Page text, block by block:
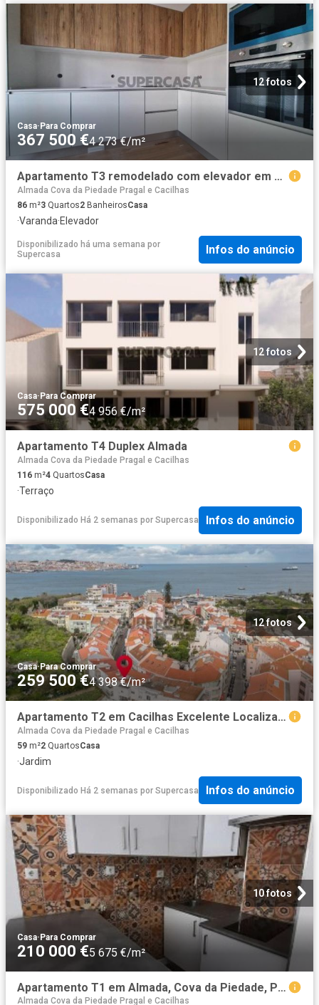
12 fotos
Casa·Para Comprar
367 500 €4 273 €/m²
Apartamento T3 remodelado com elevador em Almada
Almada Cova da Piedade Pragal e Cacilhas
86 m²3 Quartos2 BanheirosCasa
·Varanda·Elevador
Disponibilizado há uma semana por
Supercasa
Infos do anúncio
12 fotos
Casa· Para Comprar
575 000 €4 956 €/m²
Apartamento T4 Duplex Almada
Almada Cova da Piedade Pragal e Cacilhas
116 m²4 QuartosCasa
·Terraço
Disponibilizado Há 2 semanas por Supercasa Infos do anúncio
12 fotos
Casa· Para Comprar
259 500 €4 398 €/m²
Apartamento T2 em Cacilhas Excelente Localização
Almada Cova da Piedade Pragal e Cacilhas
59 m²2 QuartosCasa
·Jardim
Disponibilizado Há 2 semanas por Supercasa Infos do anúncio
10 fotos
Casa·Para Comprar
210 000 €5 675 €/m²
Apartamento T1 em Almada, Cova da Piedade, Pragal e Cacilhas
Almada Cova da Piedade Pragal e Cacilhas